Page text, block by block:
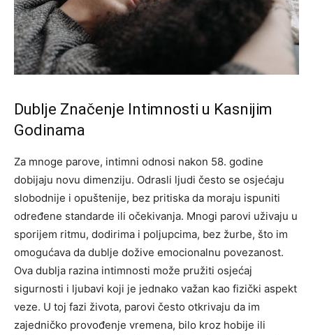
Dublje Značenje Intimnosti u Kasnijim
Godinama
Za mnoge parove, intimni odnosi nakon 58. godine
dobijaju novu dimenziju. Odrasli ljudi često se osjećaju
slobodnije i opuštenije, bez pritiska da moraju ispuniti
određene standarde ili očekivanja. Mnogi parovi uživaju u
sporijem ritmu, dodirima i poljupcima, bez žurbe, što im
omogućava da dublje dožive emocionalnu povezanost.
Ova dublja razina intimnosti može pružiti osjećaj
sigurnosti i ljubavi koji je jednako važan kao fizički aspekt
veze. U toj fazi života, parovi često otkrivaju da im
zajedničko provođenje vremena, bilo kroz hobije ili